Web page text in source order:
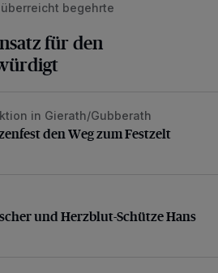
begehrte
für den
den Weg zum Festzelt
in Gierath/Gubberath
den Weg zum Festzelt
und Herzblut-Schütze Hans
und Herzblut-Schütze Hans